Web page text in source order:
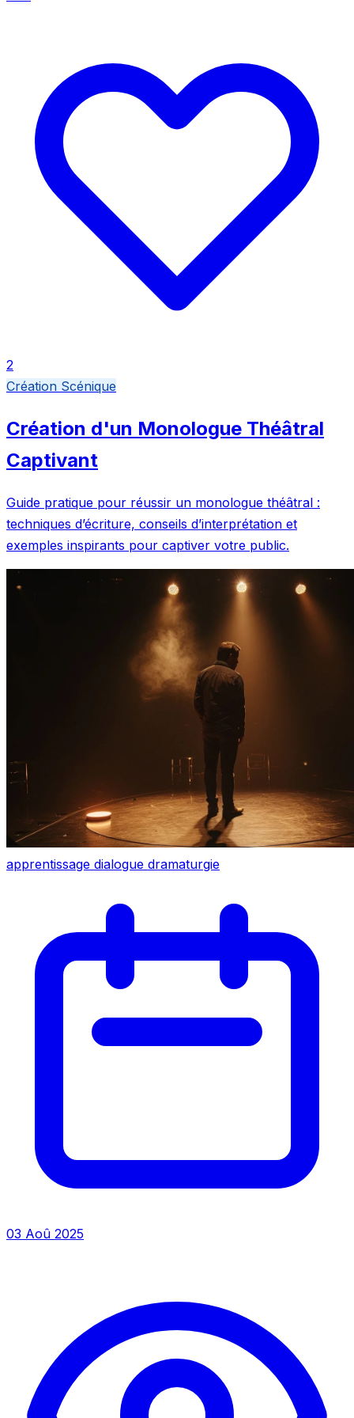
2
Création Scénique
Création d'un Monologue Théâtral
Captivant
Guide pratique pour réussir un monologue théâtral :
techniques d’écriture, conseils d’interprétation et
exemples inspirants pour captiver votre public.
apprentissage dialogue dramaturgie
03 Aoû 2025